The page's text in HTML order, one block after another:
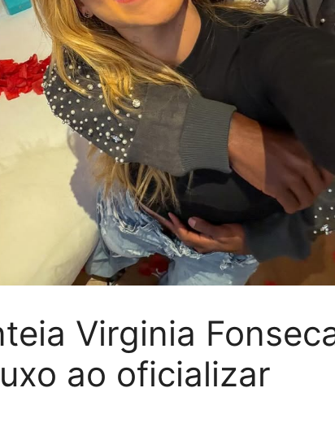
Virginia
ao oficializar